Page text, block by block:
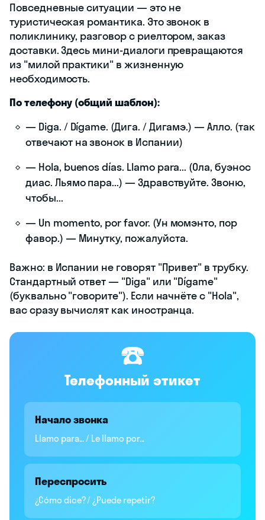
Повседневные ситуации — это не
туристическая романтика. Это звонок в
поликлинику, разговор с риелтором, заказ
доставки. Здесь мини-диалоги превращаются
из "милой практики" в жизненную
необходимость.
По телефону (общий шаблон):
— Diga. / Dígame. (Дига. / Дигамэ.) — Алло. (так
отвечают на звонок в Испании)
— Hola, buenos días. Llamo para... (Ола, буэнос
диас. Льямо пара...) — Здравствуйте. Звоню,
чтобы...
— Un momento, por favor. (Ун момэнто, пор
фавор.) — Минутку, пожалуйста.
Важно: в Испании не говорят "Привет" в трубку.
Стандартный ответ — "Diga" или "Dígame"
(буквально "говорите"). Если начнёте с "Hola",
вас сразу вычислят как иностранца.
☎️
Телефонный этикет
Начало звонка
Llamo para... / Le llamo por...
Переспросить
¿Cómo dice? / ¿Puede repetir?